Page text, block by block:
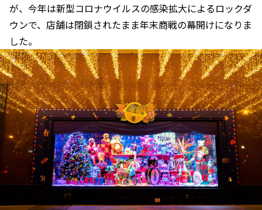
が、今年は新型コロナウイルスの感染拡大によるロックダ
ウンで、店舗は閉鎖されたまま年末商戦の幕開けになりま
した。